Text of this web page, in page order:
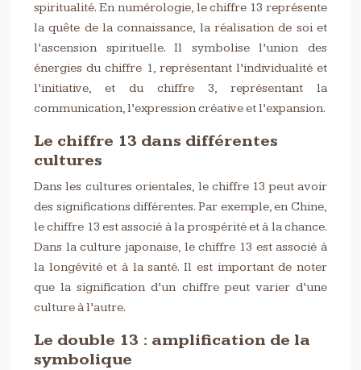
spiritualité. En numérologie, le chiffre 13 représente
la quête de la connaissance, la réalisation de soi et
l’ascension spirituelle. Il symbolise l’union des
énergies du chiffre 1, représentant l’individualité et
l’initiative, et du chiffre 3, représentant la
communication, l’expression créative et l’expansion.
Le chiffre 13 dans différentes
cultures
Dans les cultures orientales, le chiffre 13 peut avoir
des significations différentes. Par exemple, en Chine,
le chiffre 13 est associé à la prospérité et à la chance.
Dans la culture japonaise, le chiffre 13 est associé à
la longévité et à la santé. Il est important de noter
que la signification d’un chiffre peut varier d’une
culture à l’autre.
Le double 13 : amplification de la
symbolique